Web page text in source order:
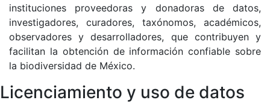
instituciones proveedoras y donadoras de datos,
investigadores, curadores, taxónomos, académicos,
observadores y desarrolladores, que contribuyen y
facilitan la obtención de información confiable sobre
la biodiversidad de México.
Licenciamiento y uso de datos